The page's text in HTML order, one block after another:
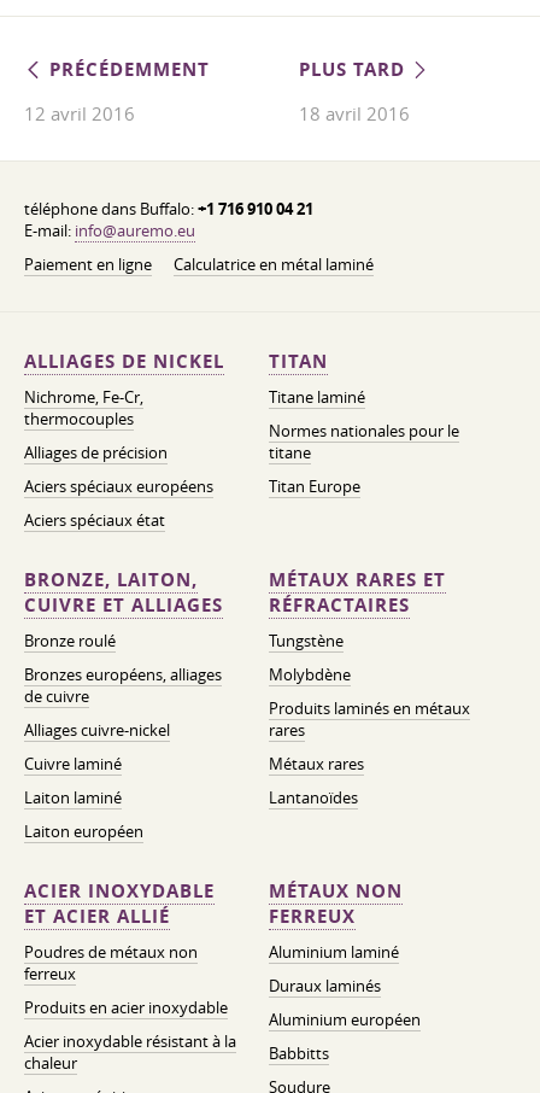
PRÉCÉDEMMENT
12 avril 2016
PLUS TARD
18 avril 2016
téléphone dans Buffalo:+1 716 910 04 21
E-mail: info@auremo.eu
Paiement en ligne
Calculatrice en métal laminé
ALLIAGES DE NICKEL
Nichrome, Fe-Cr,
thermocouples
Alliages de précision
Aciers spéciaux européens
Aciers spéciaux état
TITAN
Titane laminé
Normes nationales pour le
titane
Titan Europe
BRONZE, LAITON,
CUIVRE ET ALLIAGES
Bronze roulé
Bronzes européens, alliages
de cuivre
Alliages cuivre-nickel
Cuivre laminé
Laiton laminé
Laiton européen
MÉTAUX RARES ET
RÉFRACTAIRES
Tungstène
Molybdène
Produits laminés en métaux
rares
Métaux rares
Lantanoïdes
ACIER INOXYDABLE
ET ACIER ALLIÉ
Poudres de métaux non
ferreux
Produits en acier inoxydable
Acier inoxydable résistant à la
chaleur
MÉTAUX NON
FERREUX
Aluminium laminé
Duraux laminés
Aluminium européen
Babbitts
Soudure